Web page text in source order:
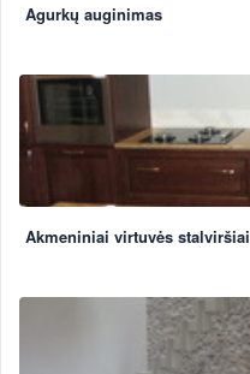
Agurkų auginimas
Akmeniniai virtuvės stalviršiai